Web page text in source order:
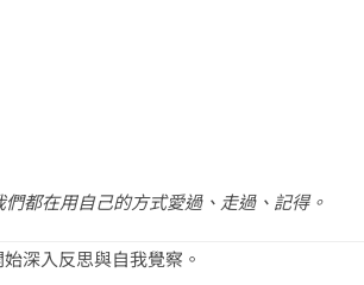
都在用自己的方式愛過、走過、記得。
深入反思與自我覺察。